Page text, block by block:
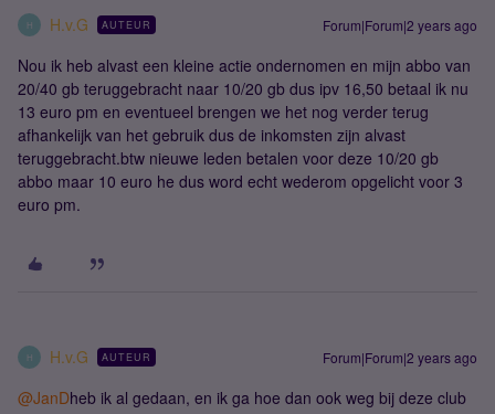
H H.v.G AUTEUR Forum|Forum|2 years ago
Nou ik heb alvast een kleine actie ondernomen en mijn abbo van
20/40 gb teruggebracht naar 10/20 gb dus ipv 16,50 betaal ik nu
13 euro pm en eventueel brengen we het nog verder terug
afhankelijk van het gebruik dus de inkomsten zijn alvast
teruggebracht.btw nieuwe leden betalen voor deze 10/20 gb
abbo maar 10 euro he dus word echt wederom opgelicht voor 3
euro pm.
H H.v.G AUTEUR Forum|Forum|2 years ago
@JanDheb ik al gedaan, en ik ga hoe dan ook weg bij deze club